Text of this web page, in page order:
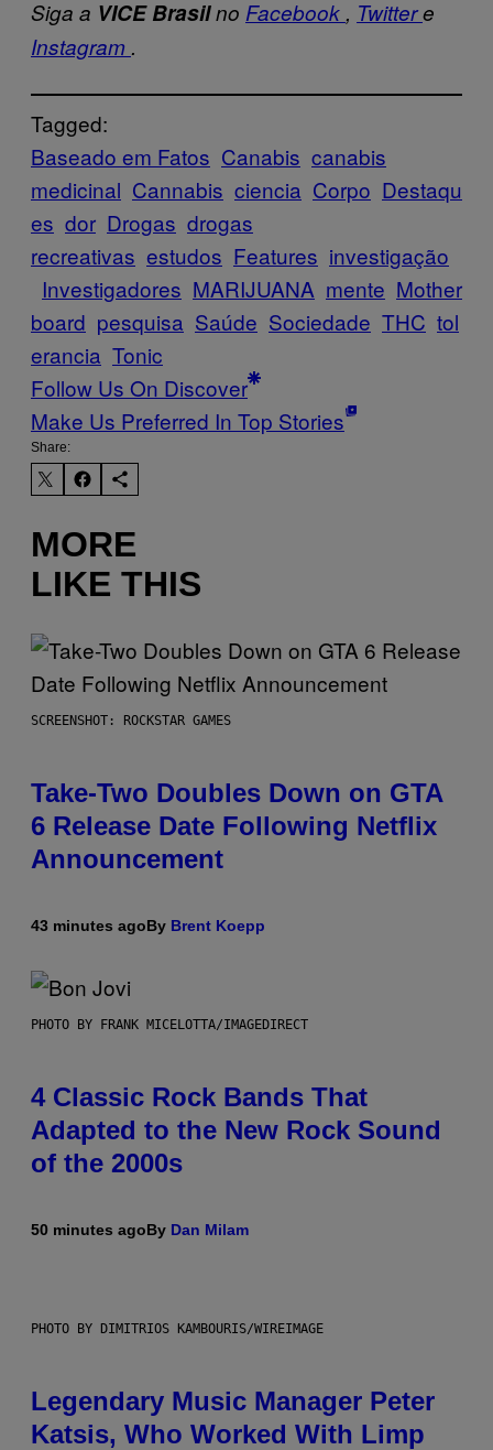
Siga a VICE Brasilno Facebook , Twittere
Instagram .
Tagged:
Baseado em Fatos Canabis canabis
medicinal Cannabis ciencia Corpo Destaqu
es dor Drogas drogas
recreativas estudos Features investigação
Investigadores MARIJUANA mente Mother
board pesquisa Saúde Sociedade THC tol
erancia Tonic
Follow Us On Discover
Make Us Preferred In Top Stories
Share:
MORE
LIKE THIS
SCREENSHOT: ROCKSTAR GAMES
Take-Two Doubles Down on GTA
6 Release Date Following Netflix
Announcement
43 minutes agoBy Brent Koepp
PHOTO BY FRANK MICELOTTA/IMAGEDIRECT
4 Classic Rock Bands That
Adapted to the New Rock Sound
of the 2000s
50 minutes agoBy Dan Milam
PHOTO BY DIMITRIOS KAMBOURIS/WIREIMAGE
Legendary Music Manager Peter
Katsis, Who Worked With Limp